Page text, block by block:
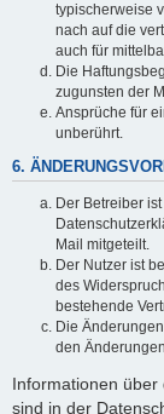
typischerweise
nach auf die
auch für
Die
zugunsten der
Ansprüche für
unberührt.
6.
Der Betreiber
Mail mitgeteilt.
Der Nutzer ist
des
bestehende
Die
den
Informationen über
sind in der